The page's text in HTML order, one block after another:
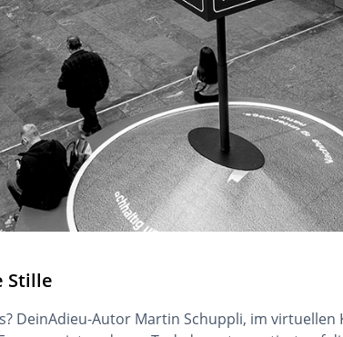
Stille
DeinAdieu-Autor Martin Schuppli, im